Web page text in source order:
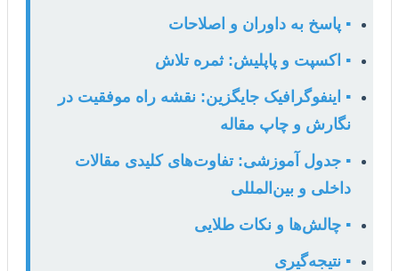
▪️ پاسخ به داوران و اصلاحات
▪️ اکسپت و پاپلیش: ثمره تلاش
▪️ اینفوگرافیک جایگزین: نقشه راه موفقیت در
نگارش و چاپ مقاله
▪️ جدول آموزشی: تفاوت‌های کلیدی مقالات
داخلی و بین‌المللی
▪️ چالش‌ها و نکات طلایی
▪️ نتیجه‌گیری